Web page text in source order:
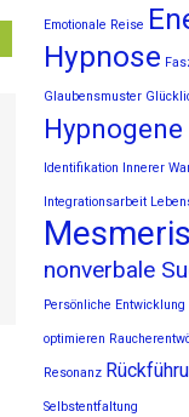
Emotionale Reise
Hypnose
Glaubensmuster
Identifikation Innerer
Integrationsarbeit
nonverbale
Persönliche Entwicklung
optimieren
Resonanz
Selbstentfaltung